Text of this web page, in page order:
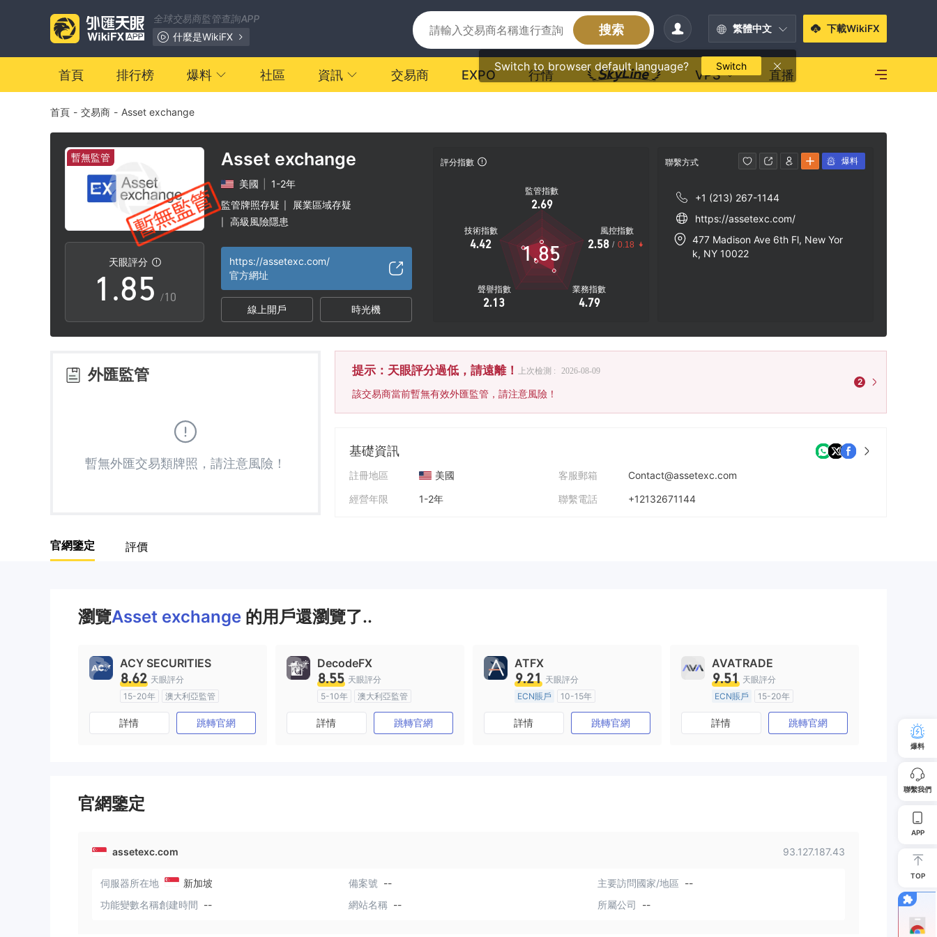
全球交易商監管查詢APP
什麼是WikiFX
搜索 繁體中文
Switch to browser default language? Switch
下載WikiFX
首頁 排行榜 爆料 社區 資訊 交易商 EXPO 行情 VPS 直播
首頁 - 交易商 - Asset exchange
暫無監管
天眼評分
0
1
2
3
5
7
8
9
.
2
3
4
5
6
7
8
9
0
1
2
3
4
5
6
7
9
/10
Asset exchange
美國
1-2年
監管牌照存疑
展業區域存疑
高級風險隱患
https://assetexc.com/
官方網址
線上開戶 時光機
評分指數
監管指數
2.69
技術指數
4.42
聲譽指數
2.13
業務指數
4.79
風控指數
2.58 / 0.18
1.85
聯繫方式
+1 (213) 267-1144
https://assetexc.com/
477 Madison Ave 6th Fl, New Yor
k, NY 10022
爆料
外匯監管
暫無外匯交易類牌照，請注意風險！
提示：天眼評分過低，請遠離！ 上次檢測 : 2026-08-09
該交易商當前暫無有效外匯監管，請注意風險！
2
基礎資訊
註冊地區
美國
經營年限
1-2年
客服郵箱
Contact@assetexc.com
聯繫電話
+12132671144
官網鑒定 評價
瀏覽Asset exchange 的用戶還瀏覽了..
ACY SECURITIES
8.62 天眼評分
15-20年
澳大利亞監管
全牌照 (MM)
主標MT4
詳情 跳轉官網
DecodeFX
8.55 天眼評分
5-10年
澳大利亞監管
全牌照 (MM)
主標MT4
詳情 跳轉官網
ATFX
9.21 天眼評分
ECN賬戶
10-15年
澳大利亞監管
全牌照 (MM)
主標MT4
詳情 跳轉官網
AVATRADE
9.51 天眼評分
ECN賬戶
15-20年
澳大利亞監管
全牌照 (MM)
主標MT4
詳情 跳轉官網
官網鑒定
assetexc.com 93.127.187.43
伺服器所在地 新加坡 備案號 -- 主要訪問國家/地區 --
功能變數名稱創建時間 -- 網站名稱 -- 所屬公司 --
爆料
聯繫我們
APP
TOP